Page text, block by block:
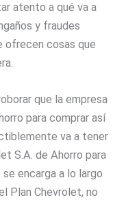
atento a qué va a
y fraudes
ofrecen cosas que
que la empresa
para comprar así
va a tener
S.A. de Ahorro para
encarga a lo largo
Plan Chevrolet, no